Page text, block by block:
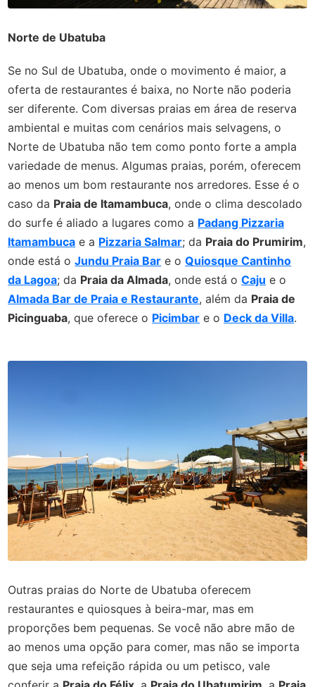
Norte de Ubatuba
Se no Sul de Ubatuba, onde o movimento é maior, a
oferta de restaurantes é baixa, no Norte não poderia
ser diferente. Com diversas praias em área de reserva
ambiental e muitas com cenários mais selvagens, o
Norte de Ubatuba não tem como ponto forte a ampla
variedade de menus. Algumas praias, porém, oferecem
ao menos um bom restaurante nos arredores. Esse é o
caso da Praia de Itamambuca, onde o clima descolado
do surfe é aliado a lugares como a Padang Pizzaria
Itamambuca e a Pizzaria Salmar; da Praia do Prumirim,
onde está oJundu Praia Bar e oQuiosque Cantinho
da Lagoa; da Praia da Almada, onde está oCaju e o
Almada Bar de Praia e Restaurante, além da Praia de
Picinguaba, que oferece o Picimbar e o Deck da Villa.
Outras praias do Norte de Ubatuba oferecem
restaurantes e quiosques à beira-mar, mas em
proporções bem pequenas. Se você não abre mão de
ao menos uma opção para comer, mas não se importa
que seja uma refeição rápida ou um petisco, vale